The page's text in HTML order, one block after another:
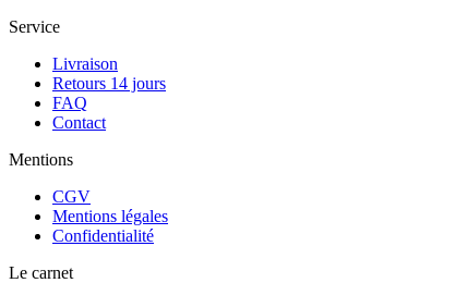
Service
Livraison
Retours 14 jours
FAQ
Contact
Mentions
CGV
Mentions légales
Confidentialité
Le carnet